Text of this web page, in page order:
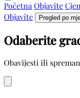
Početna Objavite
Objavite
Pregled po
Odaberite
Obavijesti ili